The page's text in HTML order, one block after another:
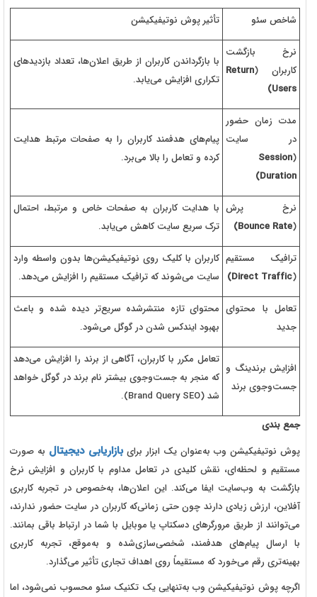
شاخص سئو
تأثیر پوش نوتیفیکیشن
نرخ بازگشت
کاربران (Return
Users)
با بازگرداندن کاربران از طریق اعلان‌ها، تعداد بازدیدهای
تکراری افزایش می‌یابد.
مدت زمان حضور
در سایت
(
Session
Duration)
پیام‌های هدفمند کاربران را به صفحات مرتبط هدایت
کرده و تعامل را بالا می‌برد.
نرخ پرش
(
Bounce Rate)
با هدایت کاربران به صفحات خاص و مرتبط، احتمال
ترک سریع سایت کاهش می‌یابد.
ترافیک مستقیم
(
Direct Traffic)
کاربران با کلیک روی نوتیفیکیشن‌ها بدون واسطه وارد
سایت می‌شوند که ترافیک مستقیم را افزایش می‌دهد.
تعامل با محتوای
جدید
محتوای تازه منتشرشده سریع‌تر دیده شده و باعث
بهبود ایندکس شدن در گوگل می‌شود.
افزایش برندینگ و
جست‌وجوی برند
تعامل مکرر با کاربران، آگاهی از برند را افزایش می‌دهد
که منجر به جست‌وجوی بیشتر نام برند در گوگل خواهد
شد (Brand Query SEO
).
جمع بندی
پوش نوتیفیکیشن وب به‌عنوان یک ابزار برایبازاریابی دیجیتال به صورت
مستقیم و لحظه‌ای، نقش کلیدی در تعامل مداوم با کاربران و افزایش نرخ
بازگشت به وب‌سایت ایفا می‌کند. این اعلان‌ها، به‌خصوص در تجربه کاربری
آفلاین، ارزش زیادی دارند چون حتی زمانی‌که کاربران در سایت حضور ندارند،
می‌توانند از طریق مرورگرهای دسکتاپ یا موبایل با شما در ارتباط باقی بمانند.
با ارسال پیام‌های هدفمند، شخصی‌سازی‌شده و به‌موقع، تجربه کاربری
بهینه‌تری رقم می‌خورد که مستقیماً روی اهداف تجاری تأثیر می‌گذارد.
اگرچه پوش نوتیفیکیشن وب به‌تنهایی یک تکنیک سئو محسوب نمی‌شود، اما